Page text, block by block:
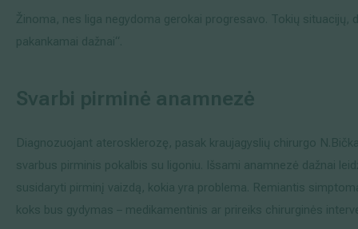
Žinoma, nes liga negydoma gerokai progresavo. Tokių situacijų,
pakankamai dažnai“.
Svarbi pirminė anamnezė
Diagnozuojant aterosklerozę, pasak kraujagyslių chirurgo
svarbus pirminis pokalbis su ligoniu. Išsami anamnezė dažnai
susidaryti pirminį vaizdą, kokia yra problema. Remiantis
koks bus gydymas – medikamentinis ar prireiks chirurginės